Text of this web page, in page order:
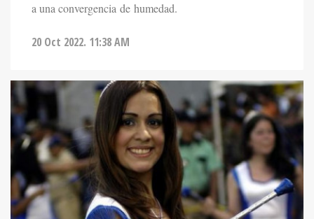
a una convergencia de humedad.
20 Oct 2022. 11:38 AM